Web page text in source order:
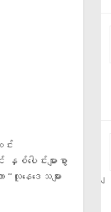
း
ါင်းများစွာ
ေဒေသများ